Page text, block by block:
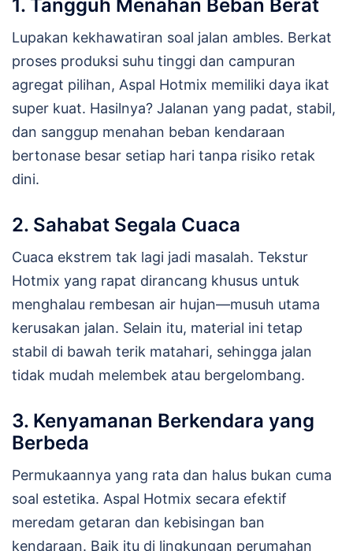
1. Tangguh Menahan Beban Berat
Lupakan kekhawatiran soal jalan ambles. Berkat
proses produksi suhu tinggi dan campuran
agregat pilihan, Aspal Hotmix memiliki daya ikat
super kuat. Hasilnya? Jalanan yang padat, stabil,
dan sanggup menahan beban kendaraan
bertonase besar setiap hari tanpa risiko retak
dini.
2. Sahabat Segala Cuaca
Cuaca ekstrem tak lagi jadi masalah. Tekstur
Hotmix yang rapat dirancang khusus untuk
menghalau rembesan air hujan—musuh utama
kerusakan jalan. Selain itu, material ini tetap
stabil di bawah terik matahari, sehingga jalan
tidak mudah melembek atau bergelombang.
3. Kenyamanan Berkendara yang
Berbeda
Permukaannya yang rata dan halus bukan cuma
soal estetika. Aspal Hotmix secara efektif
meredam getaran dan kebisingan ban
kendaraan. Baik itu di lingkungan perumahan